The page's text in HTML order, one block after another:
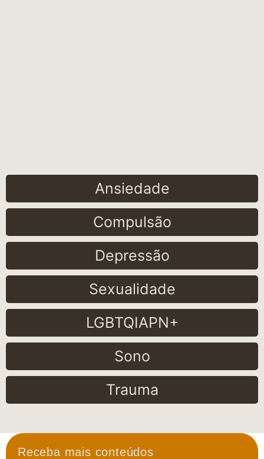
Ansiedade
Compulsão
Depressão
Sexualidade
LGBTQIAPN+
Sono
Trauma
Receba mais conteúdos